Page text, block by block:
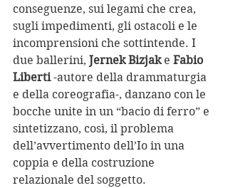
conseguenze, sui legami che crea,
sugli impedimenti, gli ostacoli e le
incomprensioni che sottintende. I
due ballerini, Jernek Bizjak e Fabio
Liberti -autore della drammaturgia
e della coreografia-, danzano con le
bocche unite in un “bacio di ferro” e
sintetizzano, così, il problema
dell’avvertimento dell’Io in una
coppia e della costruzione
relazionale del soggetto.